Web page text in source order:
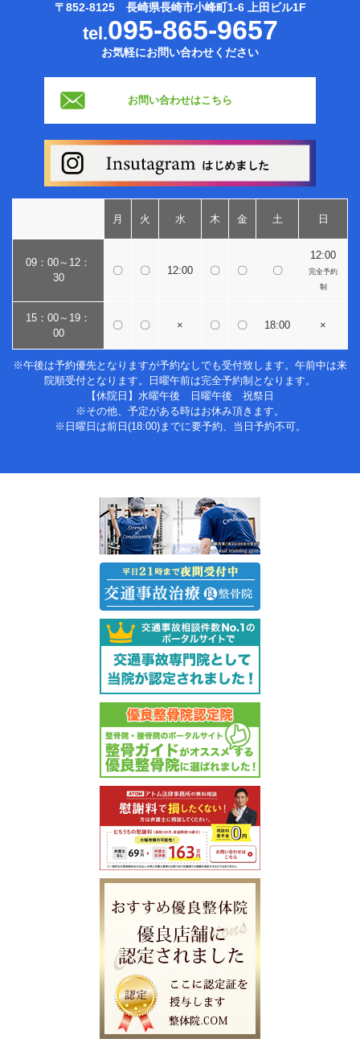
〒852-8125 長崎県長崎市小峰町1-6 上田ビル1F
tel.095-865-9657
お気軽にお問い合わせください
お問い合わせはこちら
月 火 水 木 金 土 日
09：00～12：
30
〇 〇 12:00 〇 〇 〇
12:00
完全予約
制
15：00～19：
00
〇 〇 × 〇 〇 18:00 ×
※午後は予約優先となりますが予約なしでも受付致します。午前中は来
院順受付となります。日曜午前は完全予約制となります。
【休院日】水曜午後 日曜午後 祝祭日
※その他、予定がある時はお休み頂きます。
※日曜日は前日(18:00)までに要予約、当日予約不可。